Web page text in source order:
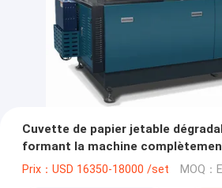
Cuvette de papier jetable
formant la machine
Prix：USD 16350-18000 /set MOQ：